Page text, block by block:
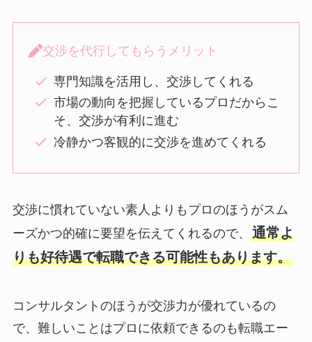
交渉を代行してもらうメリット
専門知識を活用し、交渉してくれる
市場の動向を把握しているプロだからこ
そ、交渉が有利に進む
冷静かつ客観的に交渉を進めてくれる
交渉に慣れていない素人よりもプロのほうがスム
ーズかつ的確に要望を伝えてくれるので、 通常よ
りも好待遇で転職できる可能性もあります。
コンサルタントのほうが交渉力が優れているの
で、難しいことはプロに依頼できるのも転職エー